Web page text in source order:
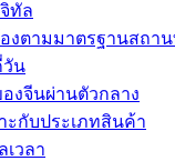
ทัล
งตามมาตรฐานสถา
วัน
งจีนผ่านตัวกลาง
าะกับประเภทสินค้า
วลา